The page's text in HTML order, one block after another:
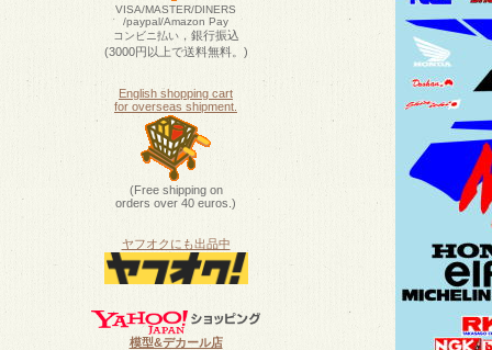
VISA/MASTER/DINERS
/paypal/Amazon Pay
コンビニ払い，銀行振込
(3000円以上で送料無料。)
English shopping cart
for overseas shipment.
(Free shipping on
orders over 40 euros.)
ヤフオクにも出品中
模型&デカール店